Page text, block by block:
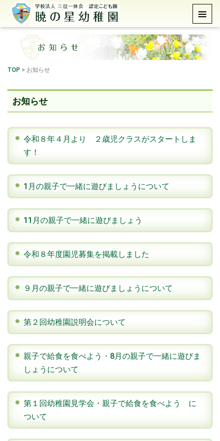
TOP > お知らせ
お知らせ
令和８年４月より ２歳児クラスがスタートしま
す！
1月の親子で一緒に遊びましょうについて
11月の親子で一緒に遊びましょう
令和８年度園児募集を掲載しました
９月の親子で一緒に遊びましょうについて
第２回幼稚園説明会について
親子で給食を食べよう・8月の親子で一緒に遊びま
しょうについて
第１回幼稚園見学会・親子で給食を食べよう に
ついて